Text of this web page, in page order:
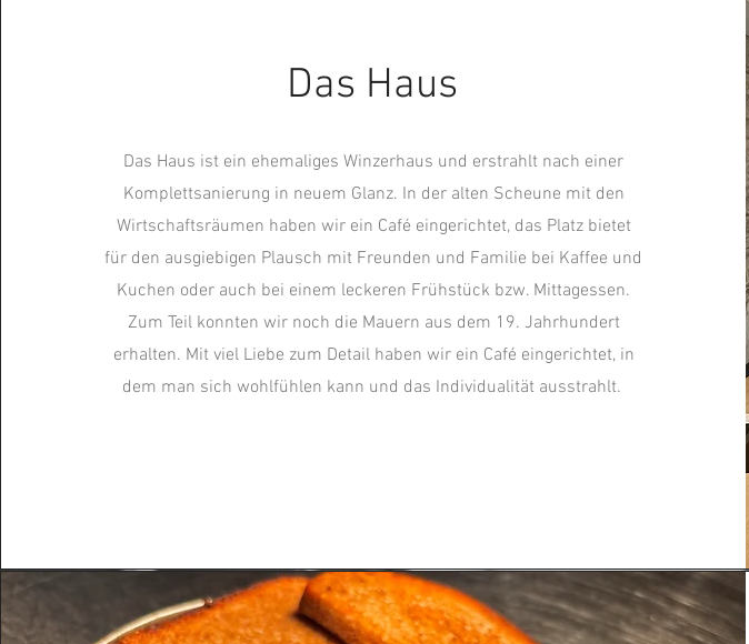
Das Haus
Das Haus ist ein ehemaliges Winzerhaus und erstrahlt nach einer
Komplettsanierung in neuem Glanz. In der alten Scheune mit den
Wirtschaftsräumen haben wir ein Café eingerichtet, das Platz bietet
für den ausgiebigen Plausch mit Freunden und Familie bei Kaffee und
Kuchen oder auch bei einem leckeren Frühstück bzw. Mittagessen.
Zum Teil konnten wir noch die Mauern aus dem 19. Jahrhundert
erhalten. Mit viel Liebe zum Detail haben wir ein Café eingerichtet, in
dem man sich wohlfühlen kann und das Individualität ausstrahlt.